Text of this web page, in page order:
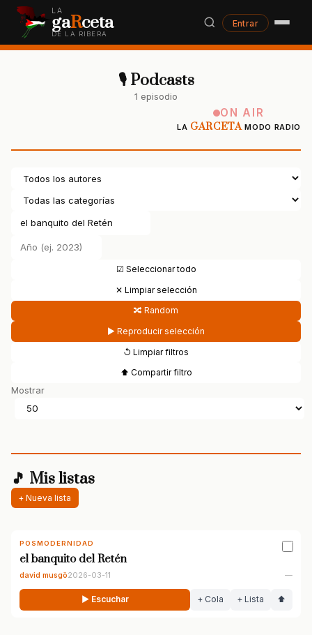
LA
gaRceta
DE LA RIBERA
Entrar
🎙 Podcasts
1 episodio
ON AIR
LA GARCETAMODO RADIO
☑ Seleccionar todo
✕ Limpiar selección
🔀 Random
▶ Reproducir selección
↺ Limpiar filtros
⬆ Compartir filtro
Mostrar
🎵 Mis listas
+ Nueva lista
POSMODERNIDAD
el banquito del Retén
david musgö2026-03-11 —
▶ Escuchar + Cola + Lista ⬆